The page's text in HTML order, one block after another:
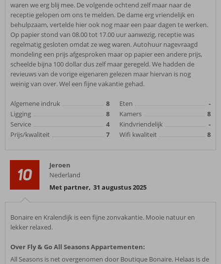
waren we erg blij mee. De volgende ochtend zelf maar naar de
receptie gelopen om ons te melden. De dame erg vriendelijk en
behulpzaam, vertelde hier ook nog maar een paar dagen te werken.
Op papier stond van 08.00 tot 17.00 uur aanwezig, receptie was
regelmatig gesloten omdat ze weg waren. Autohuur nagevraagd
mondeling een prijs afgesproken maar op papier een andere prijs,
scheelde bijna 100 dollar dus zelf maar geregeld. We hadden de
revieuws van de vorige eigenaren gelezen maar hiervan is nog
weinig van over. Wel een fijne vakantie gehad.
Algemene indruk
8
Ligging
8
Service
4
Prijs/kwaliteit
7
Eten
-
Kamers
8
Kindvriendelijk
-
Wifi kwaliteit
8
10
Jeroen
Nederland
Met partner, 31 augustus 2025
Bonaire en Kralendijk is een fijne zonvakantie. Mooie natuur en
lekker relaxed.
Over Fly & Go All Seasons Appartementen:
All Seasons is net overgenomen door Boutique Bonaire. Helaas is de